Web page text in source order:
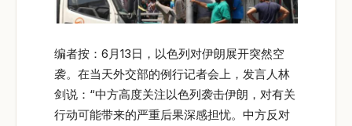
编者按：6月13日，以色列对伊朗展开突然空
袭。在当天外交部的例行记者会上，发言人林
剑说：“中方高度关注以色列袭击伊朗，对有关
行动可能带来的严重后果深感担忧。中方反对